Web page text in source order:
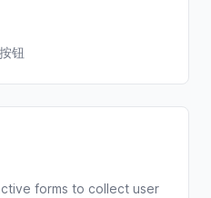
钮
forms to collect user